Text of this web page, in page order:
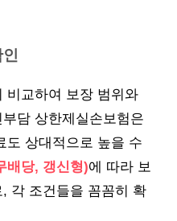
비교하여 보장 범위와
담 상한제실손보험은
도 상대적으로 높을 수
배당, 갱신형)에 따라 보
각 조건들을 꼼꼼히 확